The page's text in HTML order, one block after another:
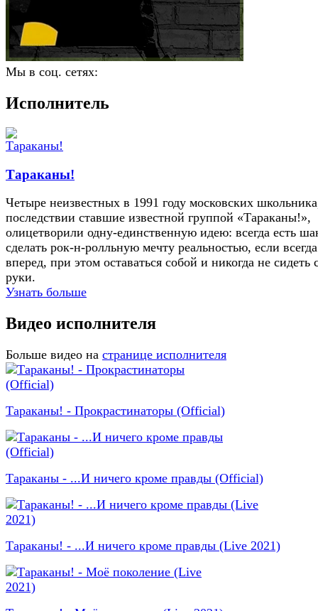
Мы в соц. сетях:
Исполнитель
Тараканы!
Четыре неизвестных в 1991 году московских
последствии ставшие известной группой «Тараканы!»,
олицетворили одну-единственную идею: всегда есть
сделать рок-н-ролльную мечту реальностью, если
вперед, при этом оставаться собой и никогда не сидеть
руки.
Узнать больше
Видео исполнителя
Больше видео на странице исполнителя
Тараканы! - Прокрастинаторы (Official)
Тараканы - ...И ничего кроме правды (Official)
Тараканы! - ...И ничего кроме правды (Live 2021)